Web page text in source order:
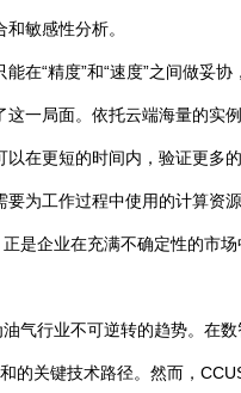
敏感性分析。
在“精度”和“速度”之间做妥
一局面。依托云端海量的实
在更短的时间内，验证更多
为工作过程中使用的计算
是企业在充满不确定性的市场
气行业不可逆转的趋势。在
的关键技术路径。然而，